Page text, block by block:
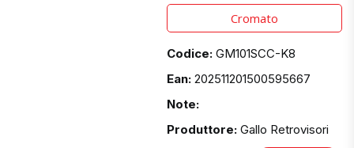
Cromato
Codice: GM101SCC-K8
Ean: 202511201500595667
Note:
Produttore: Gallo Retrovisori